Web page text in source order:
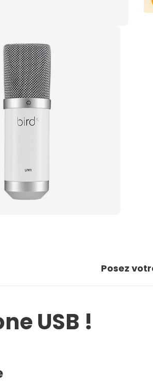
Posez
USB !